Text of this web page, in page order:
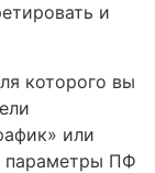
и
которого вы
или
параметры ПФ